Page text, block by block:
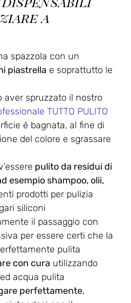
a
spazzola con un
piastrella e soprattutto le
aver spruzzato il nostro
TUTTO PULITO
é bagnata, al fine di
del colore e sgrassare
pulito da residui di
esempio shampoo, olii,
prodotti per pulizia
siliconi
il passaggio con
per essere certi che la
pulita
con cura utilizzando
acqua pulita
perfettamente,